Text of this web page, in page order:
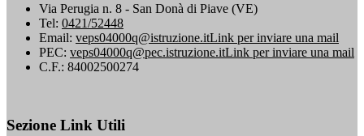
Via Perugia n. 8 - San Donà di Piave (VE)
Tel: 0421/52448
Email: veps04000q@istruzione.itLink per inviare una mail
PEC: veps04000q@pec.istruzione.itLink per inviare una mail
C.F.: 84002500274
Sezione Link Utili